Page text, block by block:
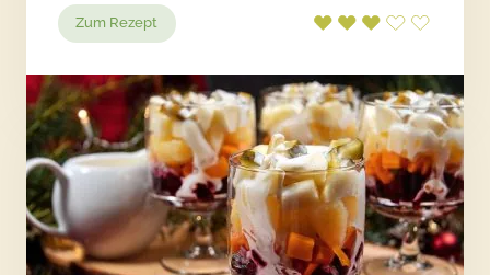
Zum Rezept
Oliebollen
Silvestergebäck
aus
den
Niederlanden